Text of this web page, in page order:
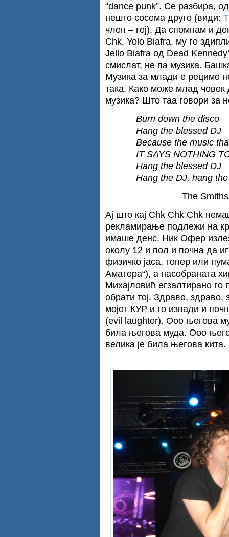
“dance punk”. Се разбира,
нешто сосема друго (види:
член – геј). Да спомнам и
Chk, Yolo Biafra, му го
Jello Biafra од Dead
смислат, не па музика.
Музика за млади е рецимо
така. Како може млад човек
музика? Што таа говори за
Burn down the disco
Hang the blessed DJ
Because the music
IT SAYS NOTHING
Hang the blessed DJ
Hang the DJ, hang
The
Ај што кај Chk Chk Chk
рекламирање подлежи на
имаше денс. Ник Офер
околу 12 и пол и почна да
физичко јаса, топер или
Аматера“), а насобраната
Михајловић егзалтирано
обрати тој. Здраво, здраво,
мојот КУР и го извади и
(evil laughter). Ооо његова
била његова муда. Ооо
велика је била његова кита.